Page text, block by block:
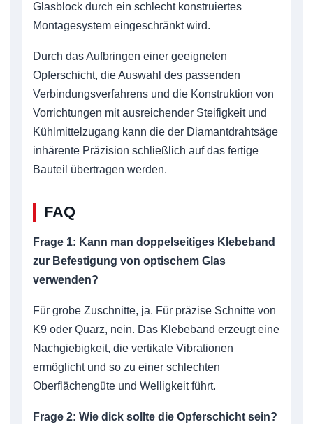
Glasblock durch ein schlecht konstruiertes
Montagesystem eingeschränkt wird.
Durch das Aufbringen einer geeigneten
Opferschicht, die Auswahl des passenden
Verbindungsverfahrens und die Konstruktion von
Vorrichtungen mit ausreichender Steifigkeit und
Kühlmittelzugang kann die der Diamantdrahtsäge
inhärente Präzision schließlich auf das fertige
Bauteil übertragen werden.
FAQ
Frage 1: Kann man doppelseitiges Klebeband
zur Befestigung von optischem Glas
verwenden?
Für grobe Zuschnitte, ja. Für präzise Schnitte von
K9 oder Quarz, nein. Das Klebeband erzeugt eine
Nachgiebigkeit, die vertikale Vibrationen
ermöglicht und so zu einer schlechten
Oberflächengüte und Welligkeit führt.
Frage 2: Wie dick sollte die Opferschicht sein?